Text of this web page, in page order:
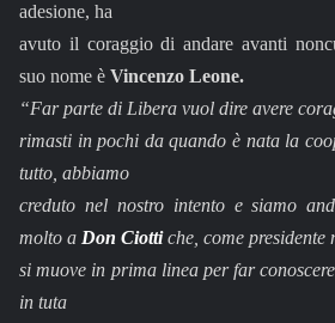
adesione, ha
avuto il coraggio di andare avanti
suo nome è Vincenzo Leone.
“Far parte di Libera vuol dire avere
rimasti in pochi da quando è nata la
tutto, abbiamo
creduto nel nostro intento e siamo
molto a Don Ciottiche, come presidente
si muove in prima linea per far
in tuta